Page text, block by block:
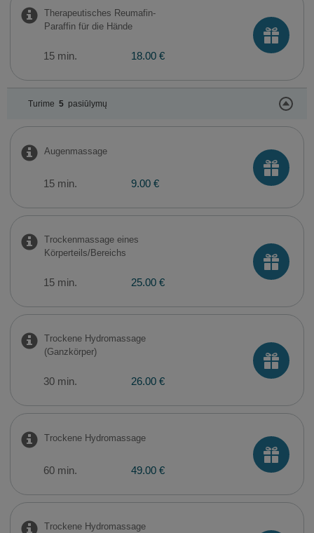
Therapeutisches Reumafin-
Paraffin für die Hände
15 min. 18.00 €
Turime 5pasiūlymų
Augenmassage
15 min. 9.00 €
Trockenmassage eines
Körperteils/Bereichs
15 min. 25.00 €
Trockene Hydromassage
(Ganzkörper)
30 min. 26.00 €
Trockene Hydromassage
60 min. 49.00 €
Trockene Hydromassage